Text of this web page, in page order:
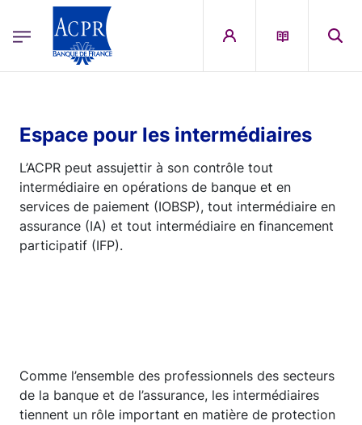
ACPR Menu Principal (French)
Espace pour les intermédiaires
L’ACPR peut assujettir à son contrôle tout
intermédiaire en opérations de banque et en
services de paiement (IOBSP), tout intermédiaire en
assurance (IA) et tout intermédiaire en financement
participatif (IFP).
Comme l’ensemble des professionnels des secteurs
de la banque et de l’assurance, les intermédiaires
tiennent un rôle important en matière de protection